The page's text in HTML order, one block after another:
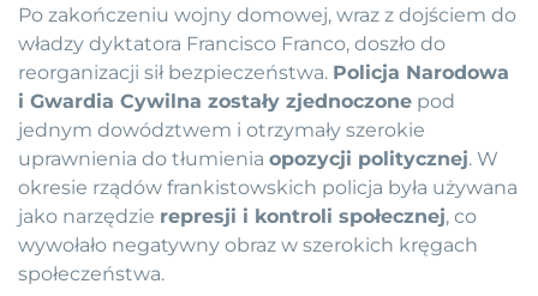
Po zakończeniu wojny domowej, wraz z dojściem do
władzy dyktatora Francisco Franco, doszło do
reorganizacji sił bezpieczeństwa. Policja Narodowa
i Gwardia Cywilna zostały zjednoczone pod
jednym dowództwem i otrzymały szerokie
uprawnienia do tłumienia opozycji politycznej. W
okresie rządów frankistowskich policja była używana
jako narzędzie represji i kontroli społecznej, co
wywołało negatywny obraz w szerokich kręgach
społeczeństwa.